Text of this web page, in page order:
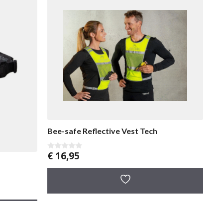
Bee-safe Reflective Vest Tech
0
a
€ 16,95